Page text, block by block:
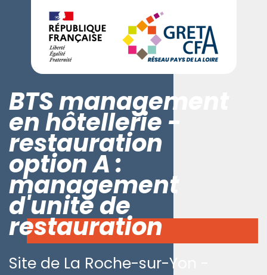
BTS management
en hôtellerie -
restauration
option A :
management
d'unité de
restauration
Site de La Roche-sur-Yon -